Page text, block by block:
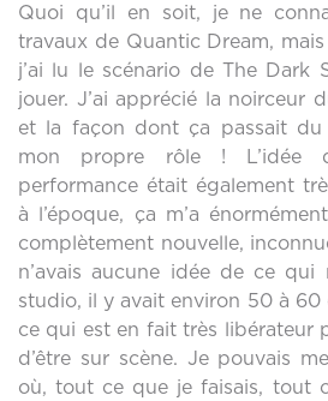
Quoi qu’il en soit, je ne
travaux de Quantic Dream,
j’ai lu le scénario de The Dark
jouer. J’ai apprécié la noirceur
et la façon dont ça passait du
mon propre rôle ! L’idée
performance était également
à l’époque, ça m’a
complètement nouvelle,
n’avais aucune idée de ce qui
studio, il y avait environ 50 à 60
ce qui est en fait très libérateur
d’être sur scène. Je pouvais
où, tout ce que je faisais, tout